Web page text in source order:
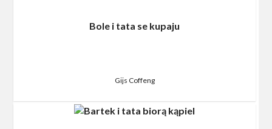
Bole i tata se kupaju
Gijs Coffeng